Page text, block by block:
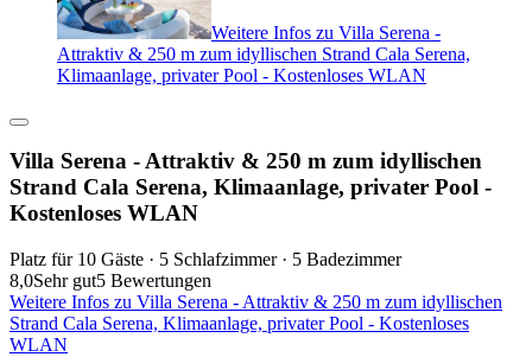
Weitere Infos zu Villa Serena -
Attraktiv & 250 m zum idyllischen Strand Cala Serena,
Klimaanlage, privater Pool - Kostenloses WLAN
Villa Serena - Attraktiv & 250 m zum idyllischen
Strand Cala Serena, Klimaanlage, privater Pool -
Kostenloses WLAN
Platz für 10 Gäste · 5 Schlafzimmer · 5 Badezimmer
8,0Sehr gut5 Bewertungen
Weitere Infos zu Villa Serena - Attraktiv & 250 m zum idyllischen
Strand Cala Serena, Klimaanlage, privater Pool - Kostenloses
WLAN